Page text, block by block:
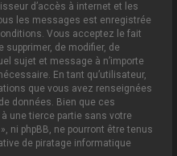
d’accès à internet et les
les messages est enregistrée
Vous acceptez le fait
supprimer, de modifier, de
sujet et message à n’importe
En tant qu’utilisateur,
que vous avez renseignées
données. Bien que ces
une tierce partie sans votre
ni phpBB, ne pourront être tenus
de piratage informatique